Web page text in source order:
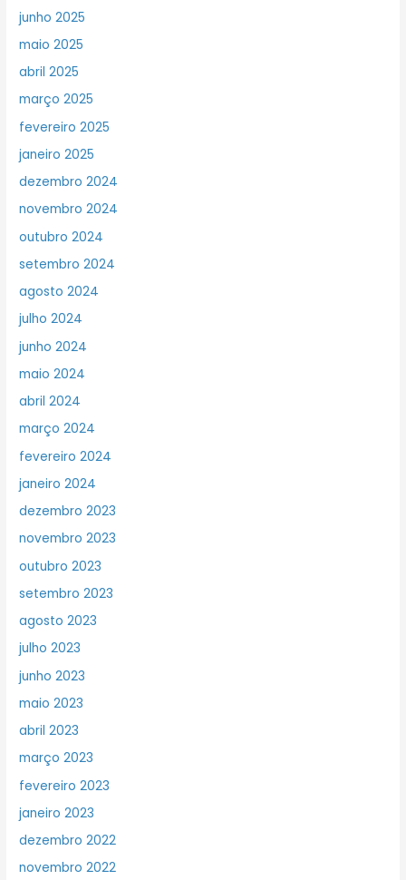
junho 2025
maio 2025
abril 2025
março 2025
fevereiro 2025
janeiro 2025
dezembro 2024
novembro 2024
outubro 2024
setembro 2024
agosto 2024
julho 2024
junho 2024
maio 2024
abril 2024
março 2024
fevereiro 2024
janeiro 2024
dezembro 2023
novembro 2023
outubro 2023
setembro 2023
agosto 2023
julho 2023
junho 2023
maio 2023
abril 2023
março 2023
fevereiro 2023
janeiro 2023
dezembro 2022
novembro 2022